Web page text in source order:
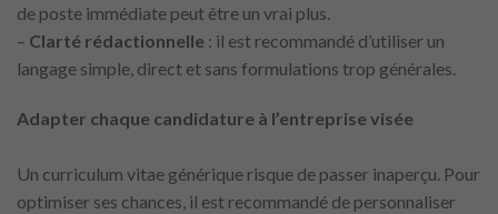
de poste immédiate peut être un vrai plus.
– Clarté rédactionnelle : il est recommandé d’utiliser un
langage simple, direct et sans formulations trop générales.
Adapter chaque candidature à l’entreprise visée
Un curriculum vitae générique risque de passer inaperçu. Pour
optimiser ses chances, il est recommandé de personnaliser